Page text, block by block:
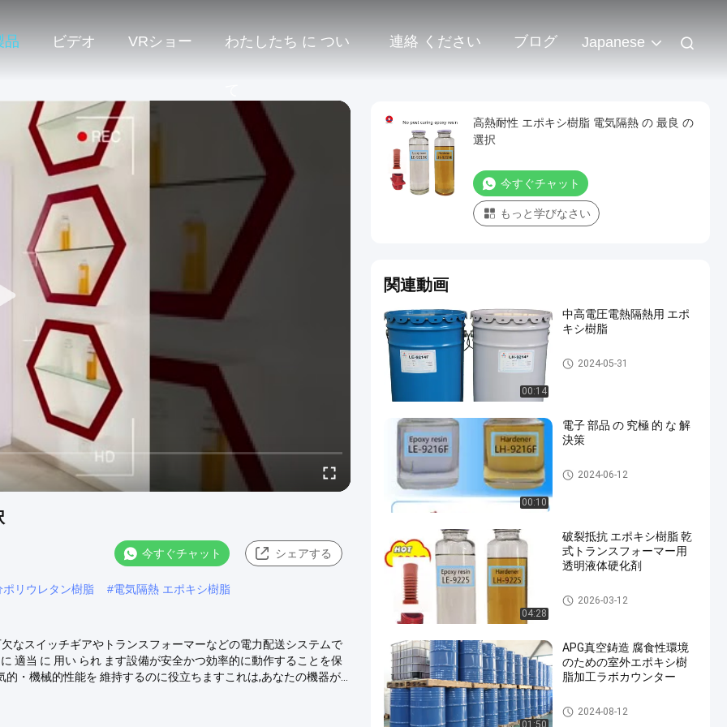
品 ビデオ VRショー わたしたち に つい 連絡 ください ブログ Japanese
今すぐチャット シェアする
リウレタン樹脂 #電気隔熱 エポキシ樹脂
なスイッチギアやトランスフォーマーなどの電力配送システムで
適当 に 用い られ ます設備が安全かつ効率的に動作することを保
・機械的性能を 維持するのに役立ちますこれは,あなたの機器が...
高熱耐性 エポキシ樹脂 電気隔熱 の 最良 の
選択
今すぐチャット
もっと学びなさい
関連動画
00:14
中高電圧電熱隔熱用 エポ
キシ樹脂
屋外用エポキシ樹脂
2024-05-31
00:10
電子 部品 の 究極 的 な 解
決策
屋外用エポキシ樹脂
2024-06-12
04:28
破裂抵抗 エポキシ樹脂 乾
式トランスフォーマー用
透明液体硬化剤
屋外用エポキシ樹脂
2026-03-12
01:50
APG真空鋳造 腐食性環境
のための室外エポキシ樹
脂加工ラボカウンター
屋外用エポキシ樹脂
2024-08-12